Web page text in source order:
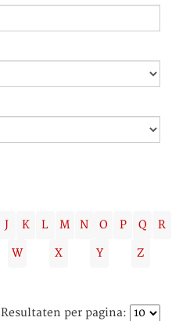
J K L M N O P Q
R
W X Y Z
Resultaten per pagina: